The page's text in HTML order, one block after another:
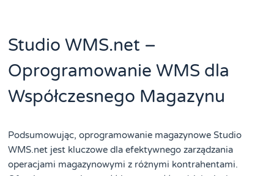
Studio WMS.net –
Oprogramowanie WMS dla
Współczesnego Magazynu
Podsumowując, oprogramowanie magazynowe Studio
WMS.net jest kluczowe dla efektywnego zarządzania
operacjami magazynowymi z różnymi kontrahentami.